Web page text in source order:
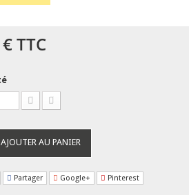
TTC
AJOUTER AU PANIER
Partager Google+ Pinterest